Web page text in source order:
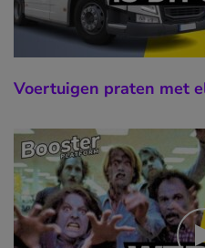
Voertuigen praten met